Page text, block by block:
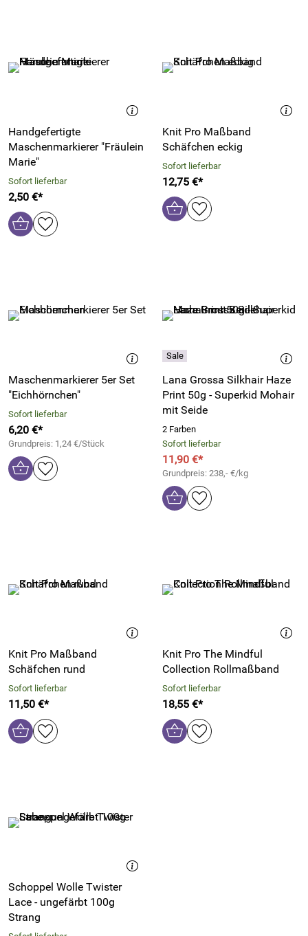
Handgefertigte
Maschenmarkierer "Fräulein
Marie"
Sofort lieferbar
2,50 €*
Knit Pro Maßband
Schäfchen eckig
Sofort lieferbar
12,75 €*
Maschenmarkierer 5er Set
"Eichhörnchen"
Sofort lieferbar
6,20 €*
Grundpreis: 1,24 €/Stück
Lana Grossa Silkhair Haze
Print 50g - Superkid Mohair
mit Seide
2 Farben
Sofort lieferbar
11,90 €*
Grundpreis: 238,- €/kg
Knit Pro Maßband
Schäfchen rund
Sofort lieferbar
11,50 €*
Knit Pro The Mindful
Collection Rollmaßband
Sofort lieferbar
18,55 €*
Schoppel Wolle Twister
Lace - ungefärbt 100g
Strang